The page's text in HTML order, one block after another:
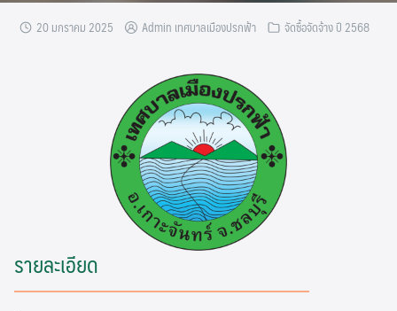
20 มกราคม 2025 Admin เทศบาลเมืองปรกฟ้า จัดซื้อจัดจ้าง ปี 2568
รายละเอียด